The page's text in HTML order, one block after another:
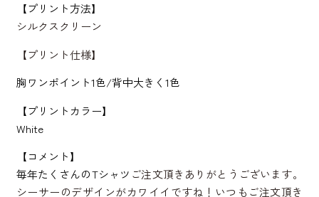
【プリント方法】
シルクスクリーン
【プリント仕様】
胸ワンポイント1色/背中大きく1色
【プリントカラー】
White
【コメント】
毎年たくさんのTシャツ ご注文頂きありがとうございます。
シーサーのデザインがカワイイですね！いつもご注文頂き